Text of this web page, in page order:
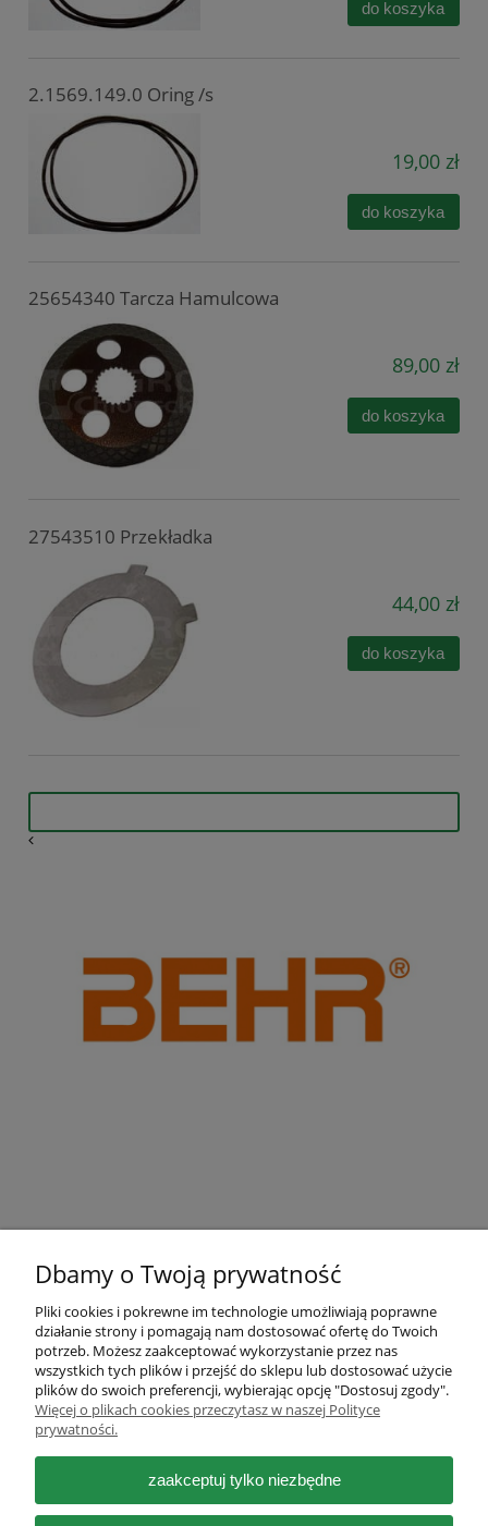
do koszyka
2.1569.149.0 Oring /s
19,00 zł
do koszyka
25654340 Tarcza Hamulcowa
89,00 zł
do koszyka
27543510 Przekładka
44,00 zł
do koszyka
Pomoc
Moje konto
Płatności i dostawa
Informacje
Dbamy o Twoją prywatność
Pliki cookies i pokrewne im technologie umożliwiają poprawne
działanie strony i pomagają nam dostosować ofertę do Twoich
potrzeb. Możesz zaakceptować wykorzystanie przez nas
wszystkich tych plików i przejść do sklepu lub dostosować użycie
plików do swoich preferencji, wybierając opcję "Dostosuj zgody".
Więcej o plikach cookies przeczytasz w naszej Polityce
prywatności.
zaakceptuj tylko niezbędne